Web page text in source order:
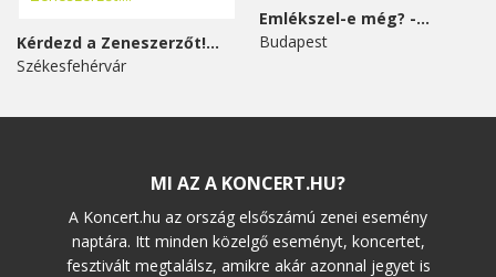
Kérdezd a Zeneszerzőt!...
Székesfehérvár
Emlékszel-e még? -...
Budapest
MI AZ A KONCERT.HU?
A Koncert.hu az ország elsőszámú zenei esemény
naptára. Itt minden közelgő eseményt, koncertet,
fesztivált megtalálsz, amikre akár azonnal jegyet is